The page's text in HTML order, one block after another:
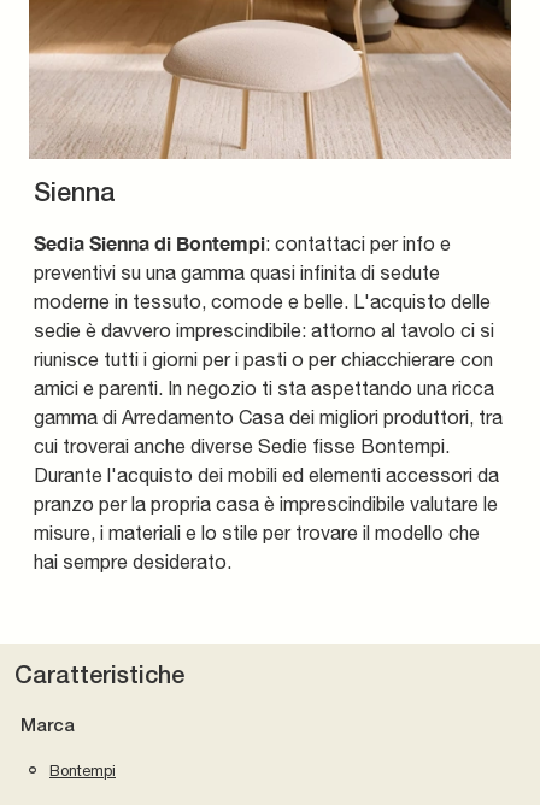
Sienna
Sedia Sienna di Bontempi: contattaci per info e
preventivi su una gamma quasi infinita di sedute
moderne in tessuto, comode e belle. L'acquisto delle
sedie è davvero imprescindibile: attorno al tavolo ci si
riunisce tutti i giorni per i pasti o per chiacchierare con
amici e parenti. In negozio ti sta aspettando una ricca
gamma di Arredamento Casa dei migliori produttori, tra
cui troverai anche diverse Sedie fisse Bontempi.
Durante l'acquisto dei mobili ed elementi accessori da
pranzo per la propria casa è imprescindibile valutare le
misure, i materiali e lo stile per trovare il modello che
hai sempre desiderato.
Caratteristiche
Marca
Bontempi